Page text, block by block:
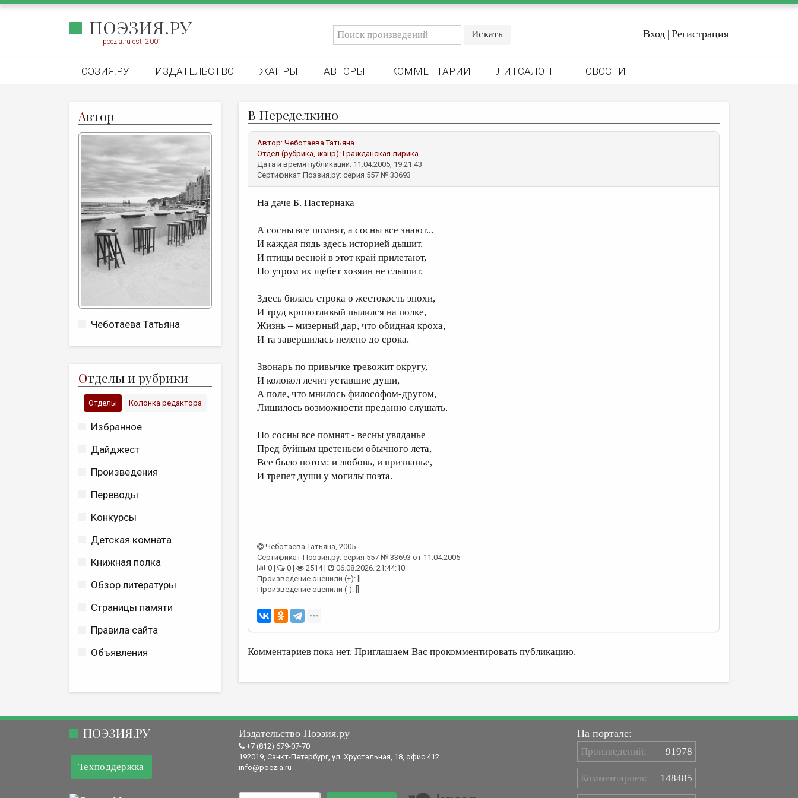
ПОЭЗИЯ.РУ
poezia.ru est. 2001
Вход | Регистрация
ПОЭЗИЯ.РУ ИЗДАТЕЛЬСТВО ЖАНРЫ АВТОРЫ КОММЕНТАРИИ ЛИТСАЛОН НОВОСТИ
Автор
Чеботаева Татьяна
Отделы и рубрики
Отделы Колонка редактора
Избранное
Дайджест
Произведения
Переводы
Конкурсы
Детская комната
Книжная полка
Обзор литературы
Страницы памяти
Правила сайта
Объявления
В Переделкино
Автор: Чеботаева Татьяна
Отдел (рубрика, жанр): Гражданская лирика
Дата и время публикации: 11.04.2005, 19:21:43
Сертификат Поэзия.ру: серия 557 № 33693
На даче Б. Пастернака
А сосны все помнят, а сосны все знают...
И каждая пядь здесь историей дышит,
И птицы весной в этот край прилетают,
Но утром их щебет хозяин не слышит.
Здесь билась строка о жестокость эпохи,
И труд кропотливый пылился на полке,
Жизнь – мизерный дар, что обидная кроха,
И та завершилась нелепо до срока.
Звонарь по привычке тревожит округу,
И колокол лечит уставшие души,
А поле, что мнилось философом-другом,
Лишилось возможности преданно слушать.
Но сосны все помнят - весны увяданье
Пред буйным цветеньем обычного лета,
Все было потом: и любовь, и признанье,
И трепет души у могилы поэта.
Чеботаева Татьяна, 2005
Сертификат Поэзия.ру: серия 557 № 33693 от 11.04.2005
0 |
0 | 2514 |
06.08.2026. 21:44:10
Произведение оценили (+): []
Произведение оценили (-): []
Комментариев пока нет. Приглашаем Вас прокомментировать публикацию.
ПОЭЗИЯ.РУ
Техподдержка
Издательство Поэзия.ру
+7 (812) 679-07-70
192019, Санкт-Петербург, ул. Хрустальная, 18, офис 412
info@poezia.ru
На портале:
Произведений: 91978
Комментариев: 148485